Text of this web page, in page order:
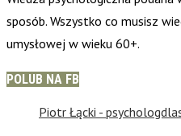
sposób. Wszystko co musisz
umysłowej w wieku 60+.
POLUB NA FB
Piotr Łącki -